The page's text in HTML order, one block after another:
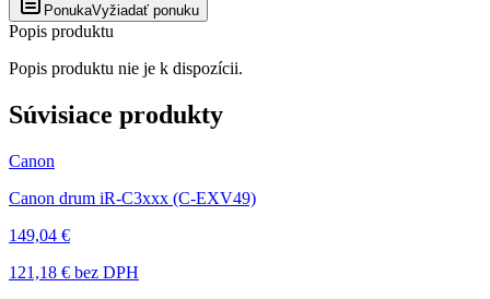
PonukaVyžiadať ponuku
Popis produktu
Popis produktu nie je k dispozícii.
Súvisiace produkty
Canon
Canon drum iR-C3xxx (C-EXV49)
149,04 €
121,18 € bez DPH